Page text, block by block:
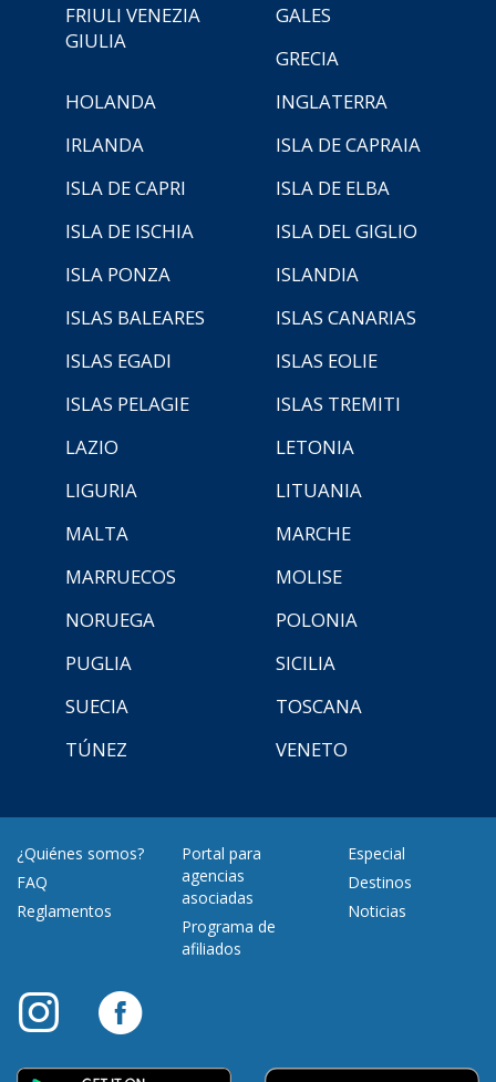
FRIULI VENEZIA
GIULIA
GALES
GRECIA
HOLANDA
INGLATERRA
IRLANDA
ISLA DE CAPRAIA
ISLA DE CAPRI
ISLA DE ELBA
ISLA DE ISCHIA
ISLA DEL GIGLIO
ISLA PONZA
ISLANDIA
ISLAS BALEARES
ISLAS CANARIAS
ISLAS EGADI
ISLAS EOLIE
ISLAS PELAGIE
ISLAS TREMITI
LAZIO
LETONIA
LIGURIA
LITUANIA
MALTA
MARCHE
MARRUECOS
MOLISE
NORUEGA
POLONIA
PUGLIA
SICILIA
SUECIA
TOSCANA
TÚNEZ
VENETO
¿Quiénes somos?
FAQ
Reglamentos
Portal para
agencias
asociadas
Programa de
afiliados
Especial
Destinos
Noticias